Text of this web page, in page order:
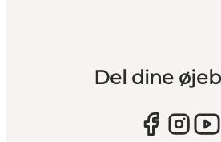
Del dine